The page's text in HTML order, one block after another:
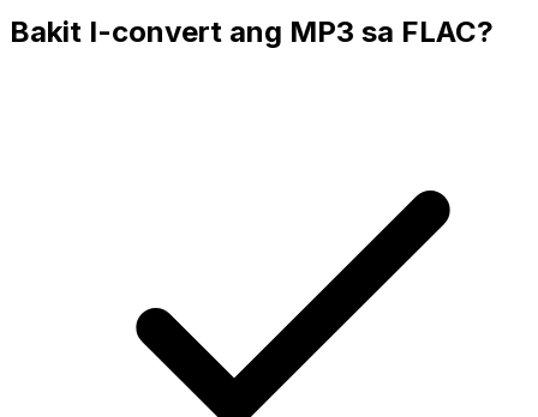
Bakit I-convert ang MP3 sa FLAC?